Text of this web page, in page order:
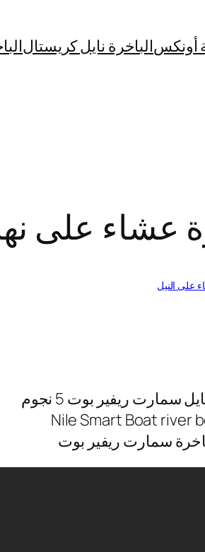
أونكسالباخرة نايل كريستال
على
على النيل
سمارت ريفير بوت 5 نجوم
Nile Smart Boat river
سمارت ريفير بوت